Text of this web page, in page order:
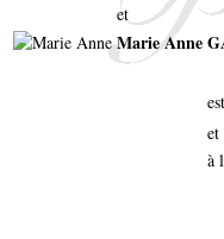
et
Marie Anne
et
à